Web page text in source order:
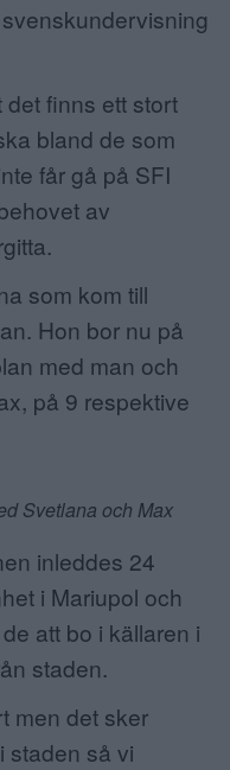
finns ett stort
bland de som
får gå på SFI
av
som kom till
Hon bor nu på
med man och
på 9 respektive
Svetlana och Max
inleddes 24
i Mariupol och
att bo i källaren i
staden.
men det sker
staden så vi